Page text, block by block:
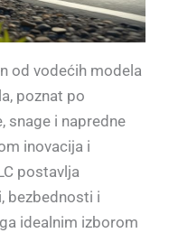
od vodećih modela
poznat po
snage i napredne
inovacija i
postavlja
bezbednosti i
idealnim izborom